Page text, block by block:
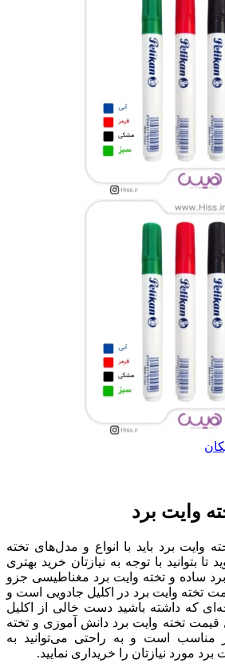
وایت برد
وایت برد باید با انواع و مدل‌های تخته
تا بتوانید با توجه به نیازتان خرید بهتری
ساده و تخته وایت برد مغناطیسی جزو
تخته وایت برد در اکلیل جادویی است و
که داشته باشید دست خالی از اکلیل
قیمت تخته وایت برد دانش آموزی و تخته
مناسب است و به راحتی می‌توانید به
مورد نیازتان را خریداری نمایید.